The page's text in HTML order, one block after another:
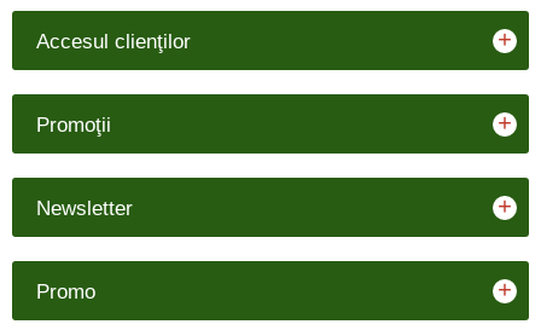
Accesul clienţilor +
Promoţii +
Newsletter +
Promo +